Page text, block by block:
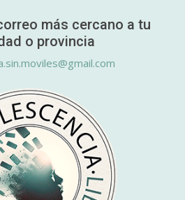
más cercano a tu
o provincia